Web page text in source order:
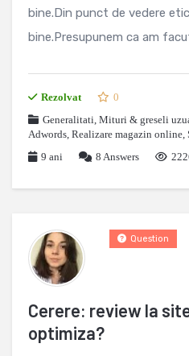
bine.Din punct de vedere
bine.Presupunem ca am
Rezolvat
0
Generalitati, Mituri & greseli
Adwords, Realizare magazin online,
9 ani
8 Answers
Cerere: review la
optimiza?
Question